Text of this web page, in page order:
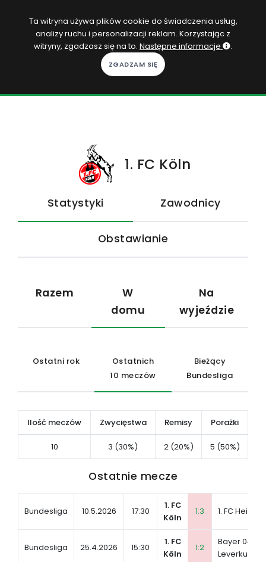
Zaloguj się
KOPACAK
DO DOMU
SUBSKRYPCJA
Ta witryna używa plików cookie do świadczenia usług,
analizy ruchu i personalizacji reklam. Korzystając z
witryny, zgadzasz się na to. Następne informacje .
1. FC Köln
Statystyki Zawodnicy
Obstawianie
Razem
W
domu
Na
wyjeździe
Ostatni rok
Ostatnich
10 meczów
Bieżący
Bundesliga
Ilość meczów Zwycięstwa Remisy Porażki
10 3 (30%) 2 (20%) 5 (50%)
Ostatnie mecze
Bundesliga 10.5.2026 17:30
1. FC
Köln
1:3 1. FC
Bundesliga 25.4.2026 15:30
1. FC
Köln
1:2
Bayer 04
Leverkusen